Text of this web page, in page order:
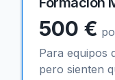
500 €
Para equipos
pero sienten